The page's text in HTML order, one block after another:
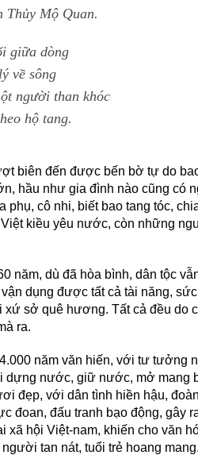
Thủy Mộ Quan.
giữa dòng
về sông
người than khóc
hộ tang.
biên đến được bến bờ tự do
hầu như gia đình nào cũng có
phụ, cô nhi, biết bao tang tóc,
kiều yêu nước, còn những
năm, dù đã hòa bình, dân tộc
dụng được tất cả tài năng,
xứ sở quê hương. Tất cả đều do
ra.
năm văn hiến, với tư tưởng
dựng nước, giữ nước, mở mang
đẹp, với dân tình hiền hậu,
đoan, đấu tranh bạo động, gây
xã hội Việt-nam, khiến cho văn
tan nát, tuổi trẻ hoang